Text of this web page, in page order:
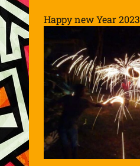
Happy new Year 2023